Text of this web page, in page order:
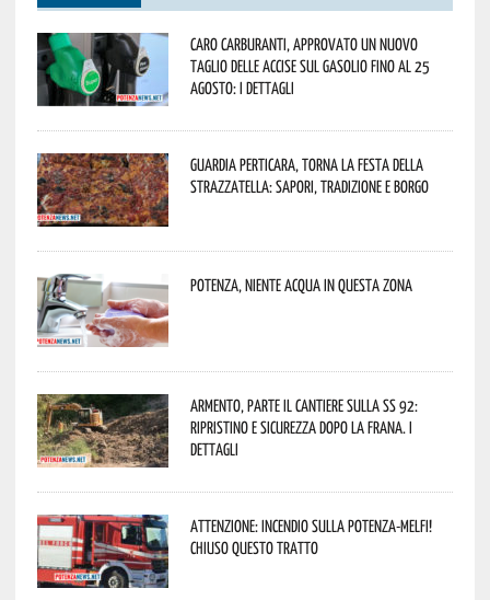
Caro carburanti, approvato un nuovo
taglio delle accise sul gasolio fino al 25
agosto: i dettagli
Guardia Perticara, torna la Festa della
Strazzatella: sapori, tradizione e borgo
Potenza, niente acqua in questa zona
Armento, parte il cantiere sulla SS 92:
ripristino e sicurezza dopo la frana. I
dettagli
Attenzione: incendio sulla Potenza-Melfi!
Chiuso questo tratto